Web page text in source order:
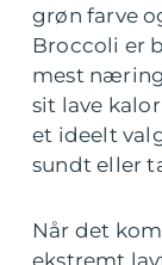
grøn farve
Broccoli er
mest
sit lave
et ideelt
sundt eller
Når det
ekstremt